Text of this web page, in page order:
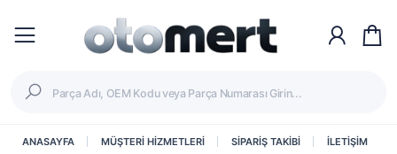
ANASAYFA MÜŞTERİ HİZMETLERİ SİPARİŞ TAKİBİ İLETİŞİM